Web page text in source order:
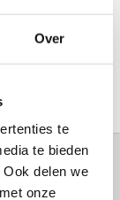
Over
te
te bieden
delen we
onze
sauce.